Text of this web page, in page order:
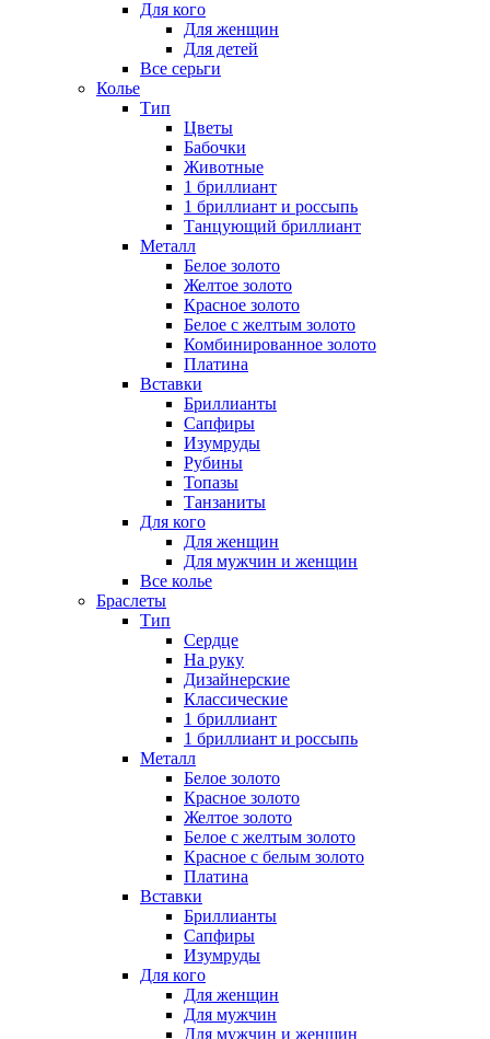
Для кого
Для женщин
Для детей
Все серьги
Колье
Тип
Цветы
Бабочки
Животные
1 бриллиант
1 бриллиант и россыпь
Танцующий бриллиант
Металл
Белое золото
Желтое золото
Красное золото
Белое с желтым золото
Комбинированное золото
Платина
Вставки
Бриллианты
Сапфиры
Изумруды
Рубины
Топазы
Танзаниты
Для кого
Для женщин
Для мужчин и женщин
Все колье
Браслеты
Тип
Сердце
На руку
Дизайнерские
Классические
1 бриллиант
1 бриллиант и россыпь
Металл
Белое золото
Красное золото
Желтое золото
Белое с желтым золото
Красное с белым золото
Платина
Вставки
Бриллианты
Сапфиры
Изумруды
Для кого
Для женщин
Для мужчин
Для мужчин и женщин